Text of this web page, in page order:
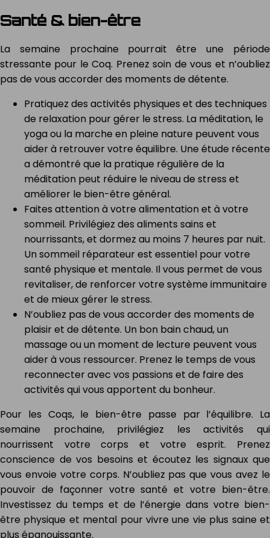
Santé & bien-être
La semaine prochaine pourrait être une période
stressante pour le Coq. Prenez soin de vous et n’oubliez
pas de vous accorder des moments de détente.
Pratiquez des activités physiques et des techniques
de relaxation pour gérer le stress. La méditation, le
yoga ou la marche en pleine nature peuvent vous
aider à retrouver votre équilibre. Une étude récente
a démontré que la pratique régulière de la
méditation peut réduire le niveau de stress et
améliorer le bien-être général.
Faites attention à votre alimentation et à votre
sommeil. Privilégiez des aliments sains et
nourrissants, et dormez au moins 7 heures par nuit.
Un sommeil réparateur est essentiel pour votre
santé physique et mentale. Il vous permet de vous
revitaliser, de renforcer votre système immunitaire
et de mieux gérer le stress.
N’oubliez pas de vous accorder des moments de
plaisir et de détente. Un bon bain chaud, un
massage ou un moment de lecture peuvent vous
aider à vous ressourcer. Prenez le temps de vous
reconnecter avec vos passions et de faire des
activités qui vous apportent du bonheur.
Pour les Coqs, le bien-être passe par l’équilibre. La
semaine prochaine, privilégiez les activités qui
nourrissent votre corps et votre esprit. Prenez
conscience de vos besoins et écoutez les signaux que
vous envoie votre corps. N’oubliez pas que vous avez le
pouvoir de façonner votre santé et votre bien-être.
Investissez du temps et de l’énergie dans votre bien-
être physique et mental pour vivre une vie plus saine et
plus épanouissante.